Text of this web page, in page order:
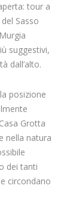
tour a
Sasso
suggestivi,
dall’alto.
posizione
Grotta
nella natura
dei tanti
circondano